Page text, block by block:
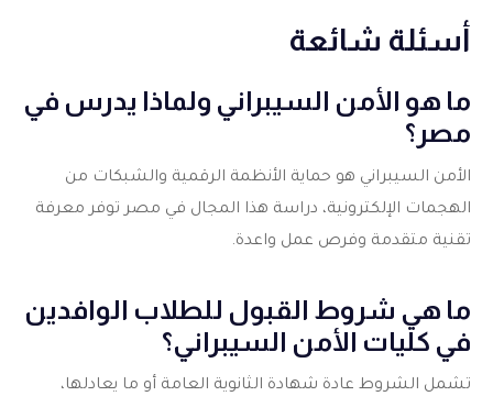
أسئلة شائعة
ما هو الأمن السيبراني ولماذا يدرس في
مصر؟
الأمن السيبراني هو حماية الأنظمة الرقمية والشبكات من
الهجمات الإلكترونية، دراسة هذا المجال في مصر توفر معرفة
تقنية متقدمة وفرص عمل واعدة.
ما هي شروط القبول للطلاب الوافدين
في كليات الأمن السيبراني؟
تشمل الشروط عادة شهادة الثانوية العامة أو ما يعادلها،